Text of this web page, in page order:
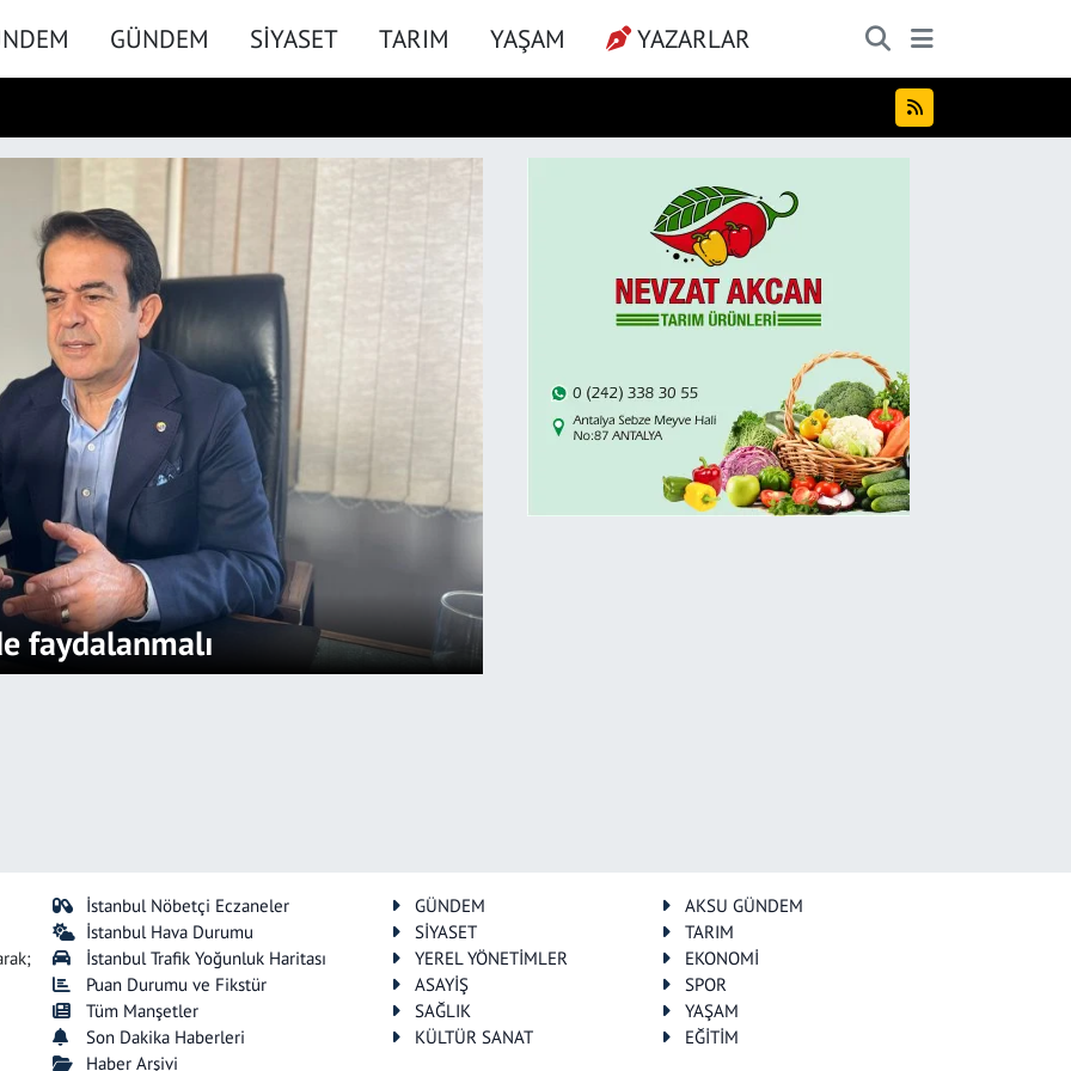
GÜNDEM SİYASET TARIM YAŞAM YAZARLAR
faydalanmalı
İstanbul Nöbetçi Eczaneler
İstanbul Hava Durumu
İstanbul Trafik Yoğunluk Haritası
Puan Durumu ve Fikstür
Tüm Manşetler
Son Dakika Haberleri
Haber Arşivi
GÜNDEM
AKSU GÜNDEM
SİYASET
TARIM
YEREL YÖNETİMLER
EKONOMİ
ASAYİŞ
SPOR
SAĞLIK
YAŞAM
KÜLTÜR SANAT
EĞİTİM